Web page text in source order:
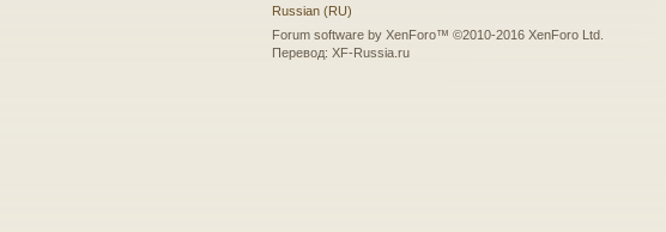
Russian (RU)
Forum software by XenForo™ ©2010-2016 XenForo Ltd.
Перевод: XF-Russia.ru